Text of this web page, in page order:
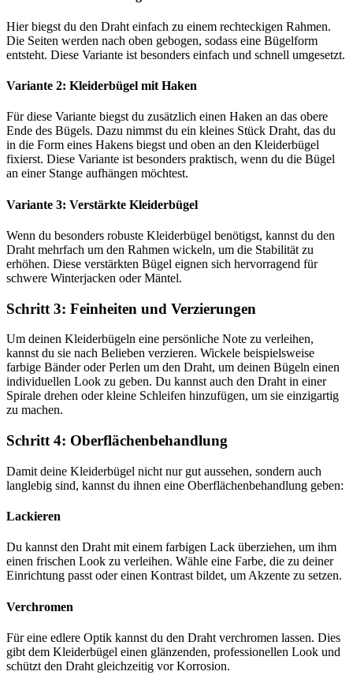
Hier biegst du den Draht einfach zu einem rechteckigen Rahmen.
Die Seiten werden nach oben gebogen, sodass eine Bügelform
entsteht. Diese Variante ist besonders einfach und schnell umgesetzt.
Variante 2: Kleiderbügel mit Haken
Für diese Variante biegst du zusätzlich einen Haken an das obere
Ende des Bügels. Dazu nimmst du ein kleines Stück Draht, das du
in die Form eines Hakens biegst und oben an den Kleiderbügel
fixierst. Diese Variante ist besonders praktisch, wenn du die Bügel
an einer Stange aufhängen möchtest.
Variante 3: Verstärkte Kleiderbügel
Wenn du besonders robuste Kleiderbügel benötigst, kannst du den
Draht mehrfach um den Rahmen wickeln, um die Stabilität zu
erhöhen. Diese verstärkten Bügel eignen sich hervorragend für
schwere Winterjacken oder Mäntel.
Schritt 3: Feinheiten und Verzierungen
Um deinen Kleiderbügeln eine persönliche Note zu verleihen,
kannst du sie nach Belieben verzieren. Wickele beispielsweise
farbige Bänder oder Perlen um den Draht, um deinen Bügeln einen
individuellen Look zu geben. Du kannst auch den Draht in einer
Spirale drehen oder kleine Schleifen hinzufügen, um sie einzigartig
zu machen.
Schritt 4: Oberflächenbehandlung
Damit deine Kleiderbügel nicht nur gut aussehen, sondern auch
langlebig sind, kannst du ihnen eine Oberflächenbehandlung geben:
Lackieren
Du kannst den Draht mit einem farbigen Lack überziehen, um ihm
einen frischen Look zu verleihen. Wähle eine Farbe, die zu deiner
Einrichtung passt oder einen Kontrast bildet, um Akzente zu setzen.
Verchromen
Für eine edlere Optik kannst du den Draht verchromen lassen. Dies
gibt dem Kleiderbügel einen glänzenden, professionellen Look und
schützt den Draht gleichzeitig vor Korrosion.